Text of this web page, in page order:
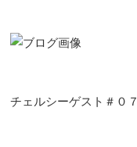
チェルシーゲスト＃０７